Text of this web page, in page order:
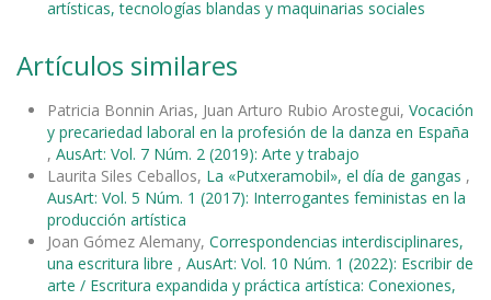
artísticas, tecnologías blandas y maquinarias sociales
Artículos similares
Patricia Bonnin Arias, Juan Arturo Rubio Arostegui, Vocación
y precariedad laboral en la profesión de la danza en España
, AusArt: Vol. 7 Núm. 2 (2019): Arte y trabajo
Laurita Siles Ceballos, La «Putxeramobil», el día de gangas ,
AusArt: Vol. 5 Núm. 1 (2017): Interrogantes feministas en la
producción artística
Joan Gómez Alemany, Correspondencias interdisciplinares,
una escritura libre , AusArt: Vol. 10 Núm. 1 (2022): Escribir de
arte / Escritura expandida y práctica artística: Conexiones,